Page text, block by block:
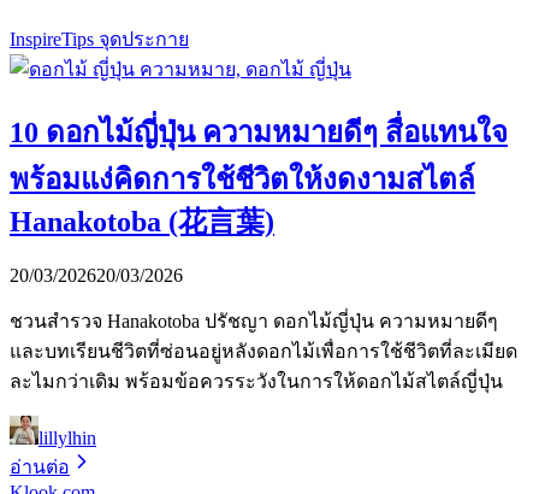
InspireTips จุดประกาย
10 ดอกไม้ญี่ปุ่น ความหมายดีๆ สื่อแทนใจ
พร้อมแง่คิดการใช้ชีวิตให้งดงามสไตล์
Hanakotoba (花言葉)
20/03/202620/03/2026
ชวนสำรวจ Hanakotoba ปรัชญา ดอกไม้ญี่ปุ่น ความหมายดีๆ
และบทเรียนชีวิตที่ซ่อนอยู่หลังดอกไม้เพื่อการใช้ชีวิตที่ละเมียด
ละไมกว่าเดิม พร้อมข้อควรระวังในการให้ดอกไม้สไตล์ญี่ปุ่น
lillylhin
อ่านต่อ